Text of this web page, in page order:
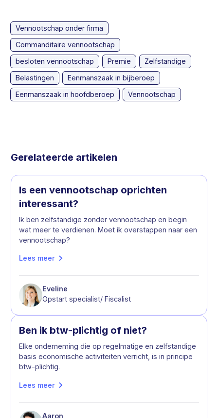
Vennootschap onder firma
Commanditaire vennootschap
besloten vennootschap
Premie
Zelfstandige
Belastingen
Eenmanszaak in bijberoep
Eenmanszaak in hoofdberoep
Vennootschap
Gerelateerde artikelen
Is een vennootschap oprichten
interessant?
Ik ben zelfstandige zonder vennootschap en begin
wat meer te verdienen. Moet ik overstappen naar een
vennootschap?
Lees meer
Eveline
Opstart specialist/ Fiscalist
Ben ik btw-plichtig of niet?
Elke onderneming die op regelmatige en zelfstandige
basis economische activiteiten verricht, is in principe
btw-plichtig.
Lees meer
Aaron